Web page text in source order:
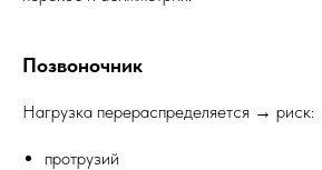
Позвоночник
Нагрузка перераспределяется → риск:
протрузий